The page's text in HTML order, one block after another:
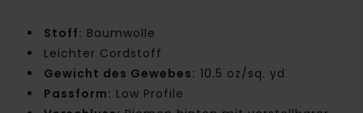
Stoff: Baumwolle
Leichter Cordstoff
Gewicht des Gewebes: 10.5 oz/sq. yd
Passform: Low Profile